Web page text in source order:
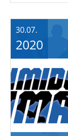
30.07.
2020